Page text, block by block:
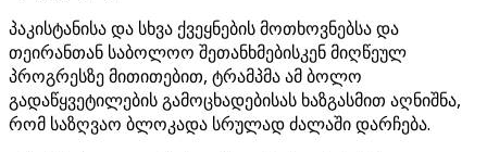
პაკისტანისა და სხვა ქვეყნების მოთხოვნებსა და
თეირანთან საბოლოო შეთანხმებისკენ მიღწეულ
პროგრესზე მითითებით, ტრამპმა ამ ბოლო
გადაწყვეტილების გამოცხადებისას ხაზგასმით აღნიშნა,
რომ საზღვაო ბლოკადა სრულად ძალაში დარჩება.